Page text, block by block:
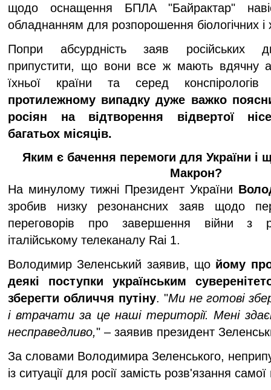
щодо оснащення БПЛА "Байрактар"
обладнанням для розпорошення біологічних і
Попри абсурдність заяв російських
припустити, що вони все ж мають вдячну
їхньої країни та серед
протилежному випадку дуже важко
росіян на відтворення відвертої
багатьох місяців.
Яким є бачення перемоги для України і
Макрон?
На минулому тижні Президент України
зробив низку резонансних заяв щодо
переговорів про завершення війни з
італійському телеканалу Rai 1.
Володимир Зеленський заявив, що йому
деякі поступки українським
зберегти обличчя путіну. "Ми не готові
і втрачати за це наші території. Мені
несправедливо," – заявив президент
За словами Володимира Зеленського,
із ситуації для росії замість розв'язання